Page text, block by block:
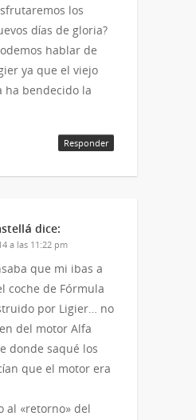
los
días de gloria?
hablar de
ya que el viejo
ha bendecido la
Responder
dice:
a las 11:22 pm
que mi ibas a
coche de Fórmula
por Ligier… no
del motor Alfa
donde saqué los
que el motor era
al «retorno» del